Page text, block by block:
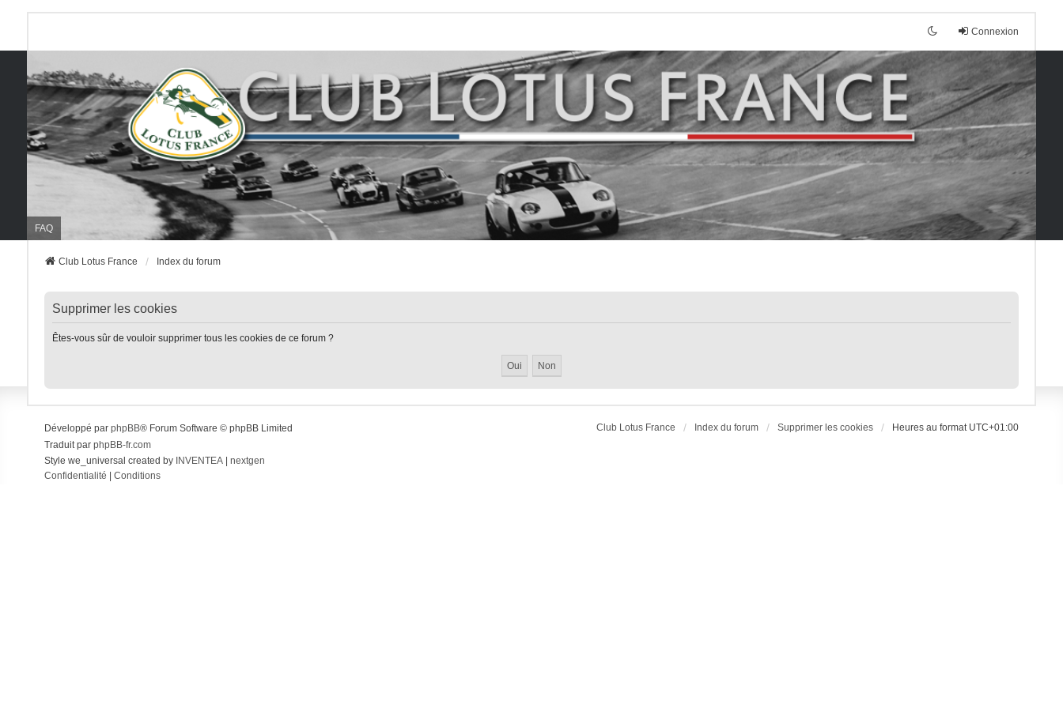
Connexion
FAQ
Club Lotus France Index du forum
Supprimer les cookies
Êtes-vous sûr de vouloir supprimer tous les cookies de ce forum ?
Club Lotus France Index du forum Supprimer les cookies Heures au format UTC+01:00
Développé par phpBB® Forum Software © phpBB Limited
Traduit par phpBB-fr.com
Style we_universal created by INVENTEA| nextgen
Confidentialité
Conditions